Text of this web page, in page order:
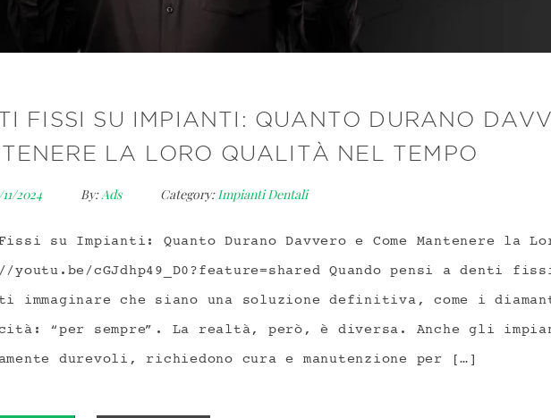
FISSI SU IMPIANTI: QUANTO DURANO
LA LORO QUALITÀ NEL TEMPO
11/2024 By:Ads Category:Impianti Dentali
su Impianti: Quanto Durano Davvero e Come Mantenere la
cGJdhp49_D0?feature=shared Quando pensi a denti
immaginare che siano una soluzione definitiva, come i
“per sempre”. La realtà, però, è diversa. Anche gli
durevoli, richiedono cura e manutenzione per […]